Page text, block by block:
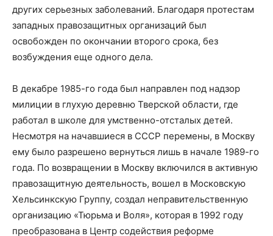
других серьезных заболеваний. Благодаря протестам
западных правозащитных организаций был
освобожден по окончании второго срока, без
возбуждения еще одного дела.
В декабре 1985-го года был направлен под надзор
милиции в глухую деревню Тверской области, где
работал в школе для умственно-отсталых детей.
Несмотря на начавшиеся в СССР перемены, в Москву
ему было разрешено вернуться лишь в начале 1989-го
года. По возвращении в Москву включился в активную
правозащитную деятельность, вошел в Московскую
Хельсинкскую Группу, создал неправительственную
организацию «Тюрьма и Воля», которая в 1992 году
преобразована в Центр содействия реформе